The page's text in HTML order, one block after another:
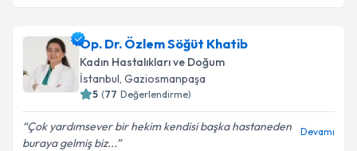
Op. Dr. Özlem Söğüt Khatib
Kadın Hastalıkları ve Doğum
İstanbul, Gaziosmanpaşa
5 (77 Değerlendirme)
Çok yardımsever bir hekim kendisi başka hastaneden
buraya gelmiş biz...
Devamı